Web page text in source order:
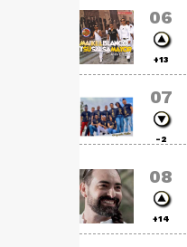
06
+13
07
-2
08
+14